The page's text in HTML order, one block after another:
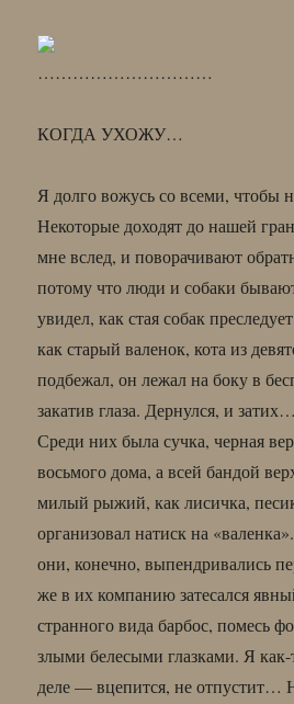
…………………………
КОГДА УХОЖУ…
Я долго вожусь со всеми, чтобы
Некоторые доходят до нашей
мне вслед, и поворачивают
потому что люди и собаки
увидел, как стая собак
как старый валенок, кота из
подбежал, он лежал на боку в
закатив глаза. Дернулся, и
Среди них была сучка, черная
восьмого дома, а всей бандой
милый рыжий, как лисичка,
организовал натиск на
они, конечно, выпендривались
же в их компанию затесался
странного вида барбос, помесь
злыми белесыми глазками. Я
деле — вцепится, не отпустит…